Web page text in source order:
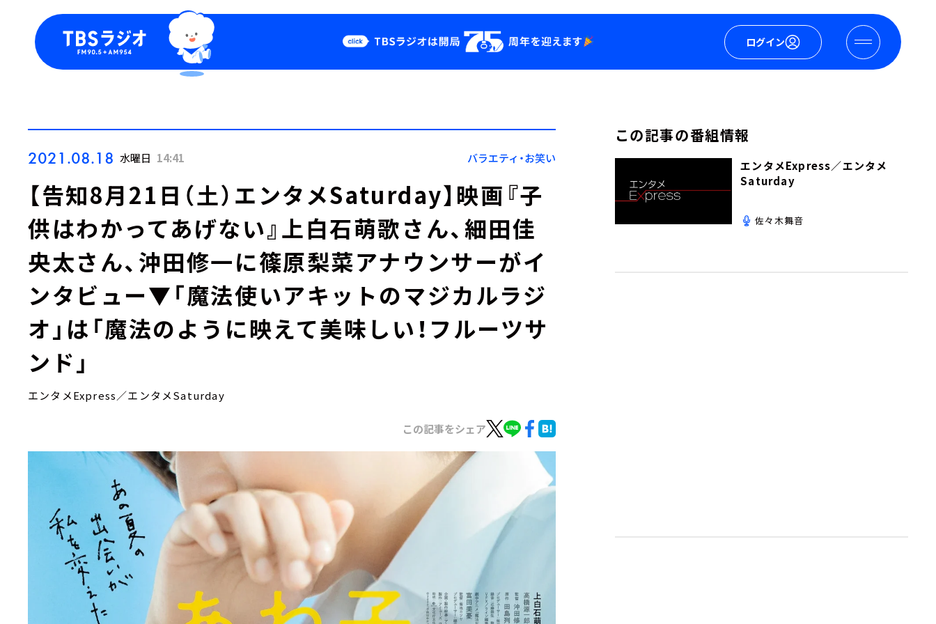
ログイン
Podcast
YouTube
会社情報
2021.08.18 水曜日 14:41 バラエティ・お笑い
【告知8月21日（土）エンタメSaturday】映画『子
供はわかってあげない』上白石萌歌さん、細田佳
央太さん、沖田修一に篠原梨菜アナウンサーがイ
ンタビュー▼「魔法使いアキットのマジカルラジ
オ」は「魔法のように映えて美味しい！フルーツサ
ンド」
エンタメExpress／エンタメSaturday
この記事をシェア
この記事の番組情報
エンタメExpress／エンタメ
Saturday
佐々木舞音